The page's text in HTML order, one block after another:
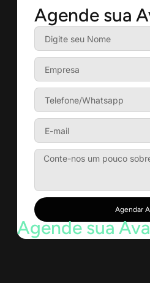
Agende sua
Agende sua
Agendar